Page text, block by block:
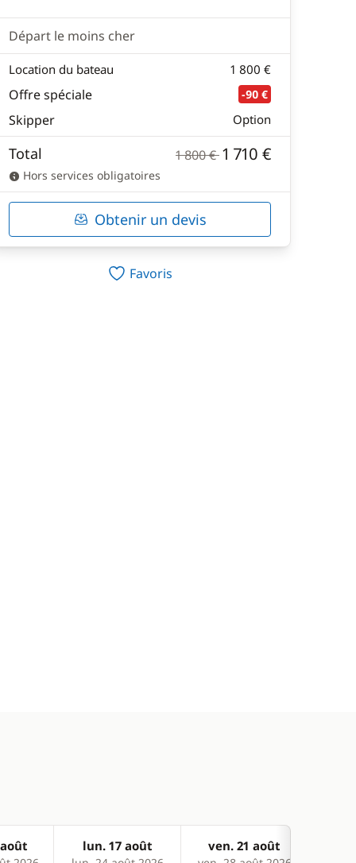
Départ le moins cher
Location du bateau 1 800 €
Offre spéciale -90 €
Skipper Option
Total 1 800 €1 710 €
Hors services obligatoires
Obtenir un devis
Favoris
lun. 17 août ven. 21 août